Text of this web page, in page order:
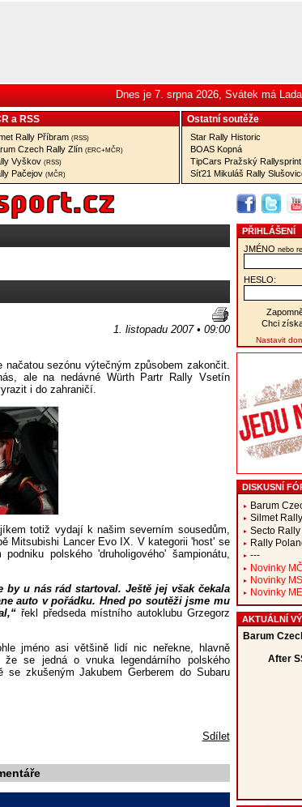
Dnes je 7. srpna 2026, Svátek má
a RSS
Rally Příbram (RSS)
Czech Rally Zlín (ERC+MČR)
Vyškov (RSS)
Pačejov (MČR)
Ostatní­ soutěže
Star Rally Historic
BOAS Kopná
TipCars Pražský Rallysprint
Síť21 Mikuláš Rally
1. listopadu 2007 • 09:00
sezónu výtečným způsobem zakončit.
ale na nedávné Würth Partr Rally Vsetín
i do zahraničí.
totiž vydají k našim severním sousedům,
Mitsubishi Lancer Evo IX. V kategorii 'host' se
polského 'druholigového' šampionátu,
by u nás rád startoval. Ještě jej však čekala
auto v pořádku. Hned po soutěži jsme mu
řekl předseda místního autoklubu Grzegorz
jméno asi většině lidí nic neřekne, hlavně
se jedná o vnuka legendárního polského
se zkušeným Jakubem Gerberem do Subaru
Sdílet
PŘIHLÁŠENÍ
JMÉNO nebo
HESLO:
Chci
Nastavit
DISKUSNÍ
Barum
Silmet
Secto
Rally
---
Novinky
Novinky
Novinky
AKTUÁLNÍ